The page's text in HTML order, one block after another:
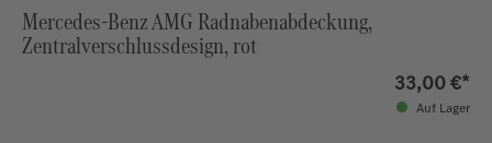
Mercedes-Benz AMG Radnabenabdeckung,
Zentralverschlussdesign, rot
33,00 €*
Auf Lager